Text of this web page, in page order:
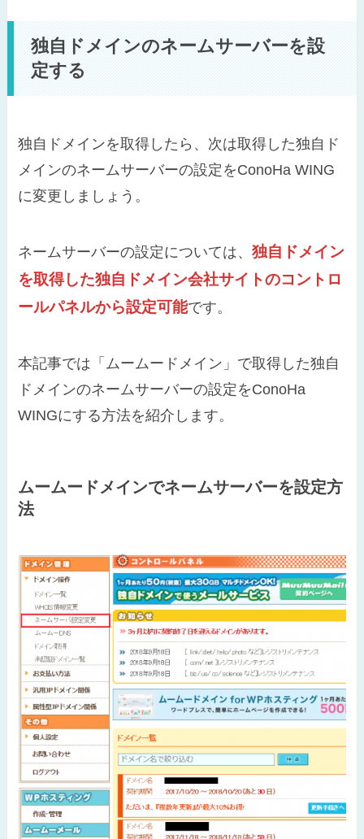
独自ドメインのネームサーバーを設
定する
独自ドメインを取得したら、次は取得した独自ド
メインのネームサーバーの設定をConoHa WING
に変更しましょう。
ネームサーバーの設定については、独自ドメイン
を取得した独自ドメイン会社サイトのコントロ
ールパネルから設定可能です。
本記事では「ムームードメイン」で取得した独自
ドメインのネームサーバーの設定をConoHa
WINGにする方法を紹介します。
ムームードメインでネームサーバーを設定方
法